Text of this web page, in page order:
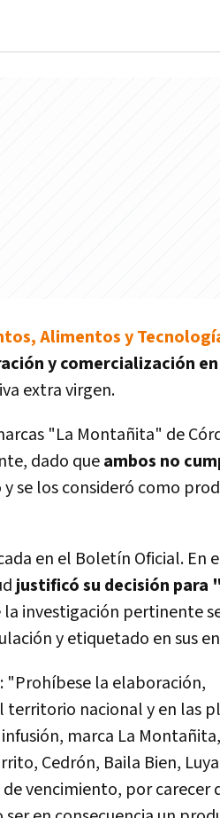
Alimentos y
y comercialización
extra virgen.
"La Montañita" de
dado queambos no
se los consideró como
en el Boletín Oficial. En
justificó su decisión
investigación pertinente
y etiquetado en sus
la elaboración,
nacional y en las
marca La
Cedrón, Baila Bien,
vencimiento, por carecer